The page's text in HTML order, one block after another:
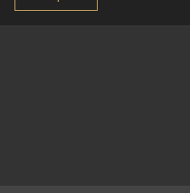
choristes et musiciens, nous